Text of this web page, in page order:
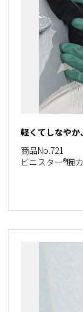
軽くてしなや
商品No.721
ビニスター®腕